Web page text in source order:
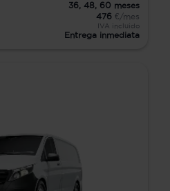
36, 48, 60 meses
476 €/mes
IVA incluido
Entrega inmediata